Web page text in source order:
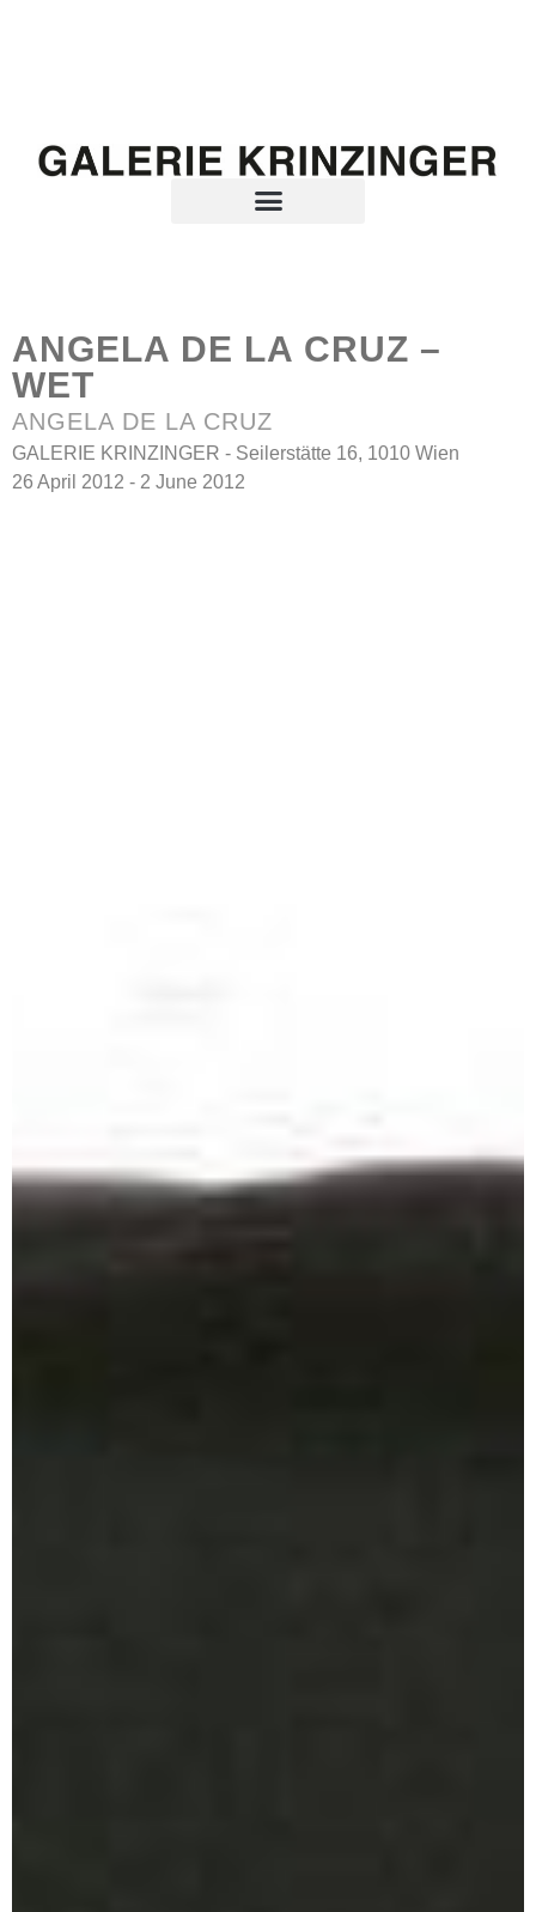
ANGELA DE LA CRUZ –
WET
ANGELA DE LA CRUZ
GALERIE KRINZINGER - Seilerstätte 16, 1010 Wien
26 April 2012 - 2 June 2012